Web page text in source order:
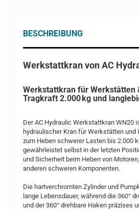
BESCHREIBUNG
Werkstattkran von AC
Werkstattkran für Werkstätten
Tragkraft 2.000 kg und
Der AC Hydraulic Werkstattkran WN20
hydraulischer Kran für Werkstätten und
zum Heben schwerer Lasten bis 2.000
gewährleistet selbst in der letzten
und Sicherheit beim Heben von
anderen schweren Komponenten.
Die hartverchromten Zylinder und
lange Lebensdauer, während die 360°
und der 360° drehbare Haken präzises